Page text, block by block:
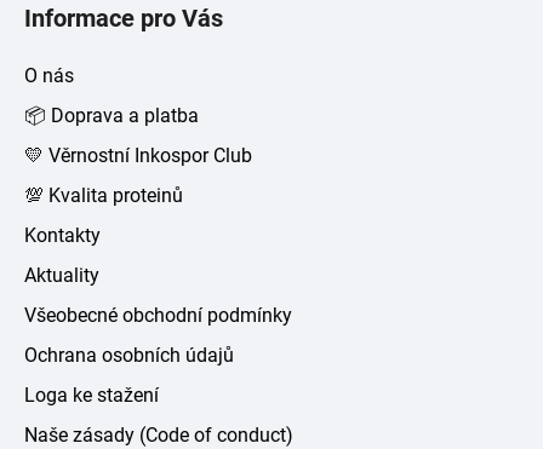
Informace pro Vás
O nás
📦 Doprava a platba
💛 Věrnostní Inkospor Club
💯 Kvalita proteinů
Kontakty
Aktuality
Všeobecné obchodní podmínky
Ochrana osobních údajů
Loga ke stažení
Naše zásady (Code of conduct)